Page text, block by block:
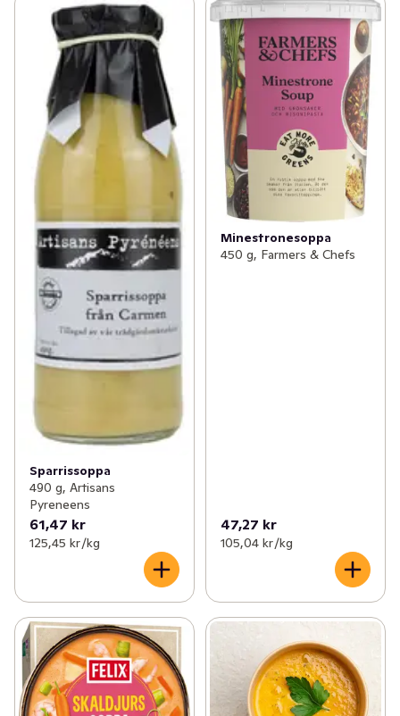
Sparrissoppa
490 g, Artisans
Pyreneens
61,47 kr
125,45 kr /kg
Minestronesoppa
450 g, Farmers & Chefs
47,27 kr
105,04 kr /kg